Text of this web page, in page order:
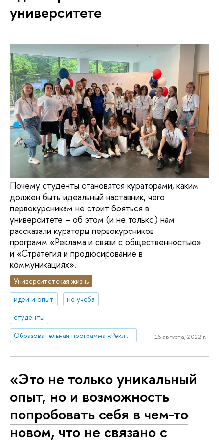
университете
Почему студенты становятся кураторами, каким
должен быть идеальный наставник, чего
первокурсникам не стоит бояться в
университете – об этом (и не только) нам
рассказали кураторы первокурсников
программ «Реклама и связи с общественностью»
и «Стратегия и продюсирование в
коммуникациях».
Университетская жизнь
идеи и опыт
не учеба
студенты
Образовательная программа «Реклама и связи с общественностью»
16 августа, 2022 г.
«Это не только уникальный
опыт, но и возможность
попробовать себя в чем-то
новом, что не связано с